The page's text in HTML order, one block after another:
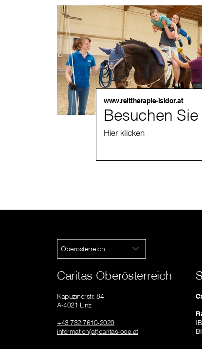
www.reittherapie-isidor.at
Besuchen
Hier klicken
Oberösterreich
Caritas Oberösterreich
Kapuzinerstr. 84
A-4021 Linz
+43 732 7610-2020
information(at)caritas-ooe.at